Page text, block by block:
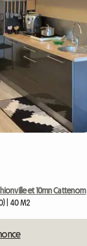
et 10mn Cattenom
| 40 M2